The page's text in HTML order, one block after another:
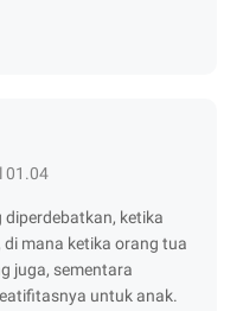
01.04
diperdebatkan, ketika
mana ketika orang tua
juga, sementara
untuk anak.